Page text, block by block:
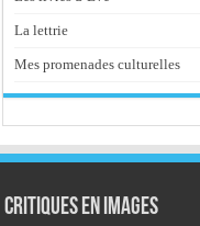
La lettrie
Mes promenades culturelles
Critiques en images